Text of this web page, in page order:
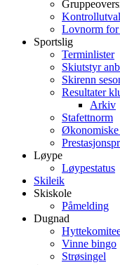
Lovnorm
Sportslig
Terminlister
Skiutstyr
Skirenn
Resultater
Arkiv
Stafettnorm
Løype
Løypestatus
Skileik
Skiskole
Påmelding
Dugnad
Vinne bingo
Strøsingel